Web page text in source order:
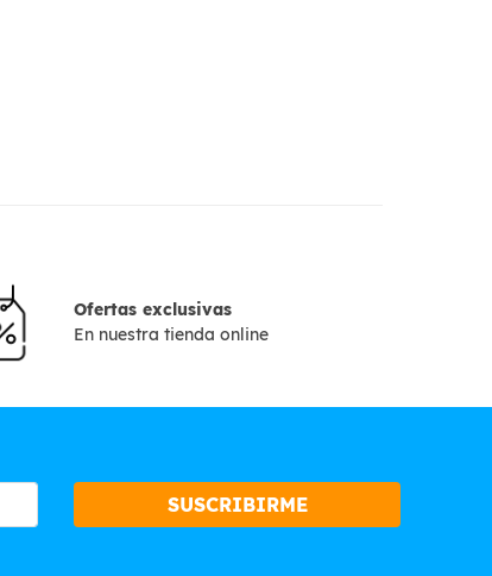
Ofertas exclusivas
En nuestra tienda online
SUSCRIBIRME